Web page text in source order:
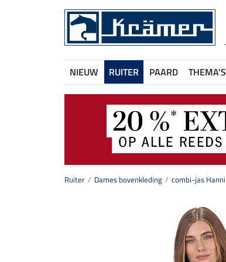
NIEUW RUITER PAARD THEMA'S
Ruiter Dames bovenkleding combi-jas Hanni